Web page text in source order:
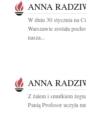
ANNA
W dniu 30 stycznia na
Warszawie została
nasza...
ANNA
Z żalem i smutkiem
Panią Profesor uczyła